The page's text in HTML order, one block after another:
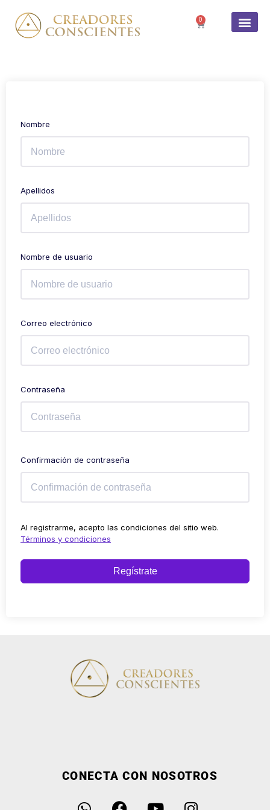
0
Nombre
Apellidos
Nombre de usuario
Correo electrónico
Contraseña
Confirmación de contraseña
Al registrarme, acepto las condiciones del sitio web.
Términos y condiciones
Regístrate
CONECTA CON NOSOTROS